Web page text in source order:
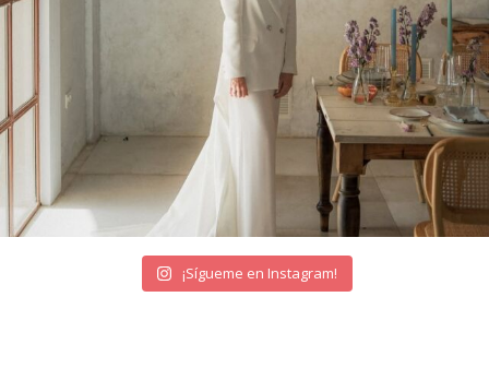
¡Sígueme en Instagram!